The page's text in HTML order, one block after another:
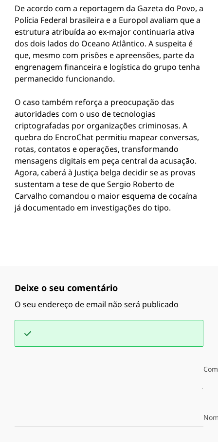
De acordo com a reportagem da Gazeta do Povo, a
Polícia Federal brasileira e a Europol avaliam que a
estrutura atribuída ao ex-major continuaria ativa
dos dois lados do Oceano Atlântico. A suspeita é
que, mesmo com prisões e apreensões, parte da
engrenagem financeira e logística do grupo tenha
permanecido funcionando.
O caso também reforça a preocupação das
autoridades com o uso de tecnologias
criptografadas por organizações criminosas. A
quebra do EncroChat permitiu mapear conversas,
rotas, contatos e operações, transformando
mensagens digitais em peça central da acusação.
Agora, caberá à Justiça belga decidir se as provas
sustentam a tese de que Sergio Roberto de
Carvalho comandou o maior esquema de cocaína
já documentado em investigações do tipo.
Deixe o seu comentário
O seu endereço de email não será publicado